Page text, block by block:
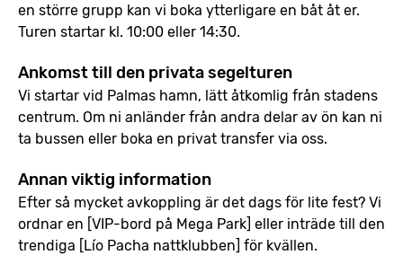
en större grupp kan vi boka ytterligare en båt åt er.
Turen startar kl. 10:00 eller 14:30.
Ankomst till den privata segelturen
Vi startar vid Palmas hamn, lätt åtkomlig från stadens
centrum. Om ni anländer från andra delar av ön kan ni
ta bussen eller boka en privat transfer via oss.
Annan viktig information
Efter så mycket avkoppling är det dags för lite fest? Vi
ordnar en [VIP-bord på Mega Park] eller inträde till den
trendiga [Lío Pacha nattklubben] för kvällen.